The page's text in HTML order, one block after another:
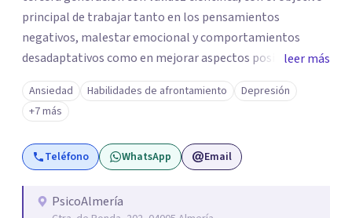
principal de trabajar tanto en los pensamientos
negativos, malestar emocional y comportamientos
desadaptativos como en mejorar aspectos positivos,
habilidades y desarrollo personal. ¡Tus objetivos son los
míos y juntos los alcanzaremos!. Mi objetivo principal es
que consigas el bienestar y equilibrio que buscas, siendo
consciente de que cada persona es diferente y por ello
inicialmente realizaremos una adecuada evaluación para
personalizado. Utilizo diferentes técnicas psicológicas
leer más
Ansiedad Habilidades de afrontamiento
Depresión
+7 más
Teléfono WhatsApp Email
PsicoAlmería